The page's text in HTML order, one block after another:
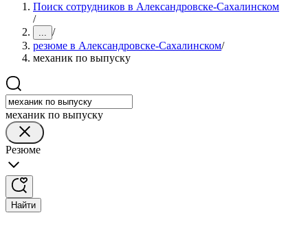
Поиск сотрудников в Александровске-Сахалинском
/
... /
резюме в Александровске-Сахалинском/
механик по выпуску
механик по выпуску
Резюме
Найти